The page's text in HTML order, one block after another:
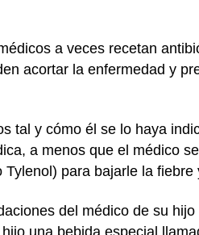
a veces recetan
acortar la enfermedad y
tal y cómo él se lo haya
a menos que el médico
Tylenol) para bajarle la
del médico de su
una bebida especial